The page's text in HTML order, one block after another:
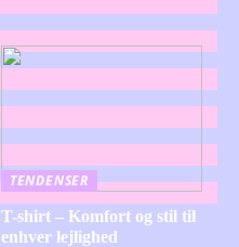
TENDENSER
T-shirt – Komfort og stil til
enhver lejlighed